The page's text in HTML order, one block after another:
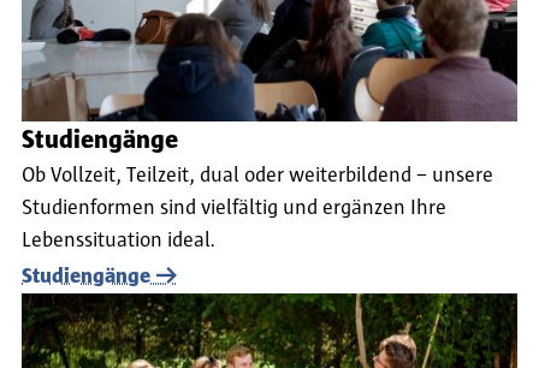
Studiengänge
Ob Vollzeit, Teilzeit, dual oder weiterbildend – unsere
Studienformen sind vielfältig und ergänzen Ihre
Lebenssituation ideal.
Studiengänge